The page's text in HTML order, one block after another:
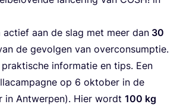
actief aan de slag met meer dan 30
de gevol­gen van over­con­sump­tie.
infor­ma­tie en tips. Een
op 6 okto­ber in de
in Ant­wer­pen). Hier wordt 100 kg